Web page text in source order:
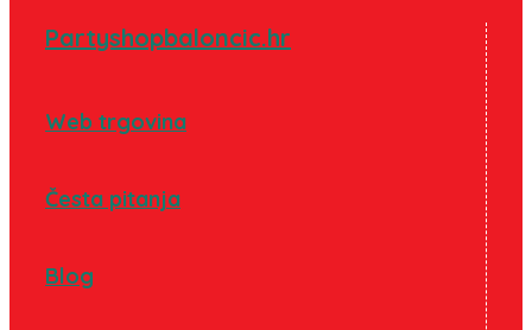
Partyshopbaloncic.hr
Web trgovina
Česta pitanja
Blog